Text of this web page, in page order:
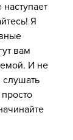
Я
вам
И не
слушать